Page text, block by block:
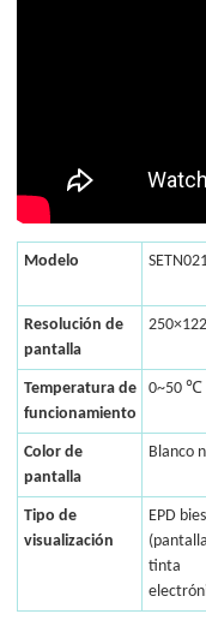
Modelo
Resolución de
pantalla
250×122
Temperatura de
funcionamiento
0~50 ℃
Color de
pantalla
Blanco
Tipo de
visualización
EPD
tinta